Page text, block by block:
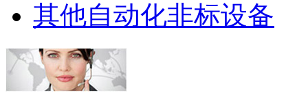
其他自动化非标设备